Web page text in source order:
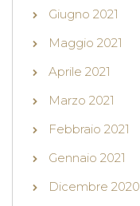
Giugno 2021
Maggio 2021
Aprile 2021
Marzo 2021
Febbraio 2021
Gennaio 2021
Dicembre 2020